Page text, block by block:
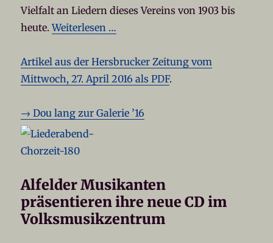
Vielfalt an Liedern dieses Vereins von 1903 bis
heute.Weiterlesen …
Artikel aus der Hersbrucker Zeitung vom
Mittwoch, 27. April 2016 als PDF.
→ Dou lang zur Galerie ’16
Alfelder Musikanten
präsentieren ihre neue CD im
Volksmusikzentrum